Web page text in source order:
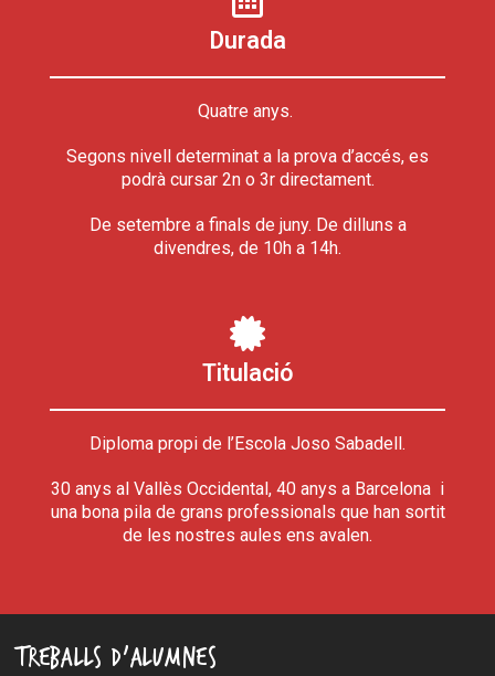
Durada
Quatre anys.
Segons nivell determinat a la prova d’accés, es
podrà cursar 2n o 3r directament.
De setembre a finals de juny. De dilluns a
divendres, de 10h a 14h.
Titulació
Diploma propi de l’Escola Joso Sabadell.
30 anys al Vallès Occidental, 40 anys a Barcelona i
una bona pila de grans professionals que han sortit
de les nostres aules ens avalen.
Treballs d’alumnes